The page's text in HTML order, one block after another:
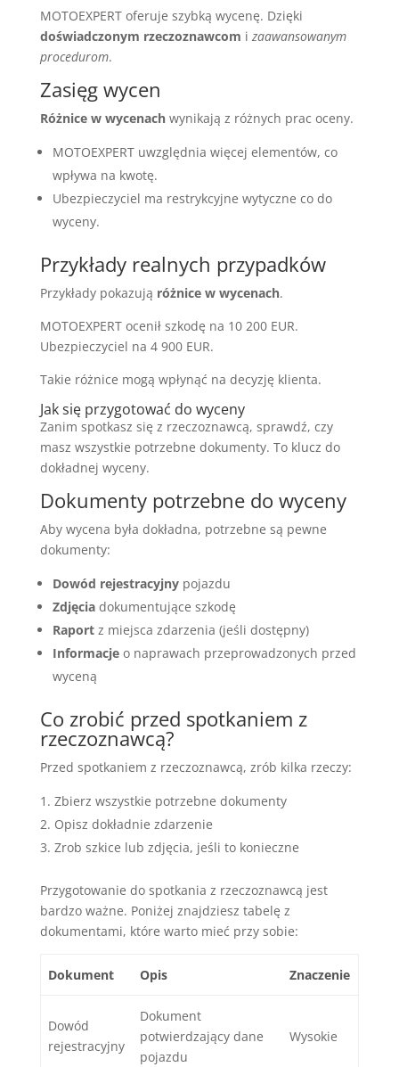
MOTOEXPERT oferuje szybką wycenę. Dzięki
doświadczonym rzeczoznawcom i zaawansowanym
procedurom.
Zasięg wycen
Różnice w wycenachwynikają z różnych prac oceny.
MOTOEXPERT uwzględnia więcej elementów, co
wpływa na kwotę.
Ubezpieczyciel ma restrykcyjne wytyczne co do
wyceny.
Przykłady realnych przypadków
Przykłady pokazują różnice w wycenach.
MOTOEXPERT ocenił szkodę na 10 200 EUR.
Ubezpieczyciel na 4 900 EUR.
Takie różnice mogą wpłynąć na decyzję klienta.
Jak się przygotować do wyceny
Zanim spotkasz się z rzeczoznawcą, sprawdź, czy
masz wszystkie potrzebne dokumenty. To klucz do
dokładnej wyceny.
Dokumenty potrzebne do wyceny
Aby wycena była dokładna, potrzebne są pewne
dokumenty:
Dowód rejestracyjnypojazdu
Zdjęciadokumentujące szkodę
Raportz miejsca zdarzenia (jeśli dostępny)
Informacjeo naprawach przeprowadzonych przed
wyceną
Co zrobić przed spotkaniem z
rzeczoznawcą?
Przed spotkaniem z rzeczoznawcą, zrób kilka rzeczy:
Zbierz wszystkie potrzebne dokumenty
Opisz dokładnie zdarzenie
Zrob szkice lub zdjęcia, jeśli to konieczne
Przygotowanie do spotkania z rzeczoznawcą jest
bardzo ważne. Poniżej znajdziesz tabelę z
dokumentami, które warto mieć przy sobie:
Dokument Opis Znaczenie
Dowód
rejestracyjny
Dokument
potwierdzający dane
pojazdu
Wysokie